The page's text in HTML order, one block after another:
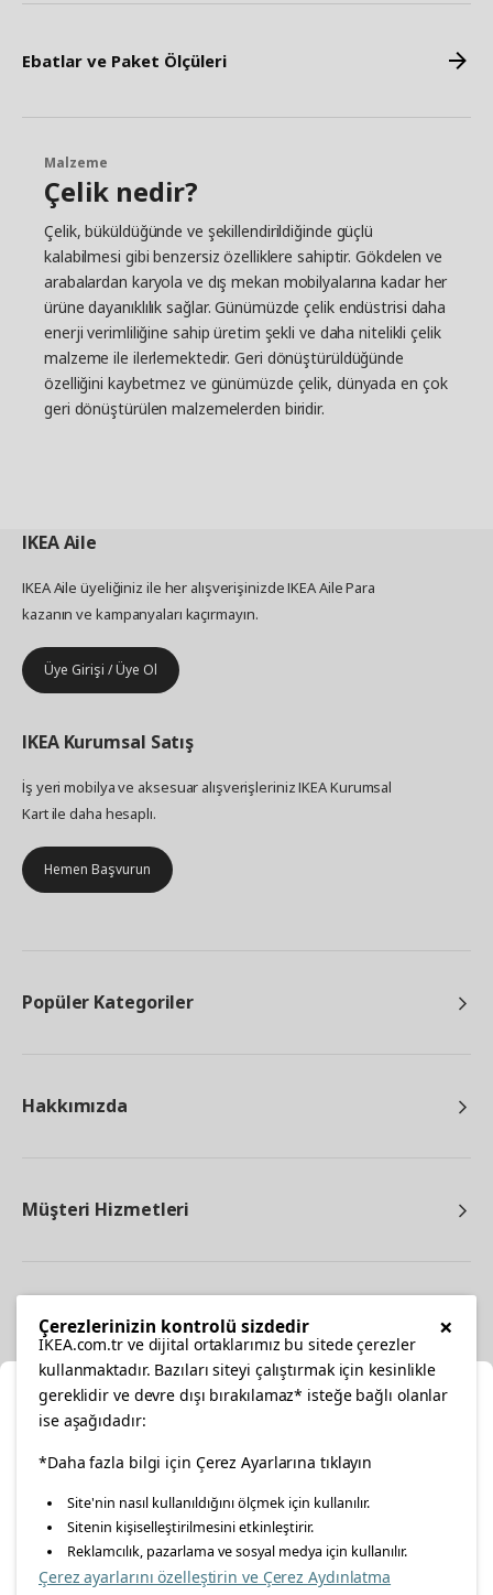
Ebatlar ve Paket Ölçüleri
Malzeme
Çelik nedir?
Çelik, büküldüğünde ve şekillendirildiğinde güçlü
kalabilmesi gibi benzersiz özelliklere sahiptir. Gökdelen ve
arabalardan karyola ve dış mekan mobilyalarına kadar her
ürüne dayanıklılık sağlar. Günümüzde çelik endüstrisi daha
enerji verimliliğine sahip üretim şekli ve daha nitelikli çelik
malzeme ile ilerlemektedir. Geri dönüştürüldüğünde
özelliğini kaybetmez ve günümüzde çelik, dünyada en çok
geri dönüştürülen malzemelerden biridir.
IKEAAile
IKEA Aile üyeliğiniz ile her alışverişinizde IKEA Aile Para
kazanın ve kampanyaları kaçırmayın.
Üye Girişi / Üye Ol
IKEA Kurumsal Satış
İş yeri mobilya ve aksesuar alışverişleriniz IKEA Kurumsal
Kart ile daha hesaplı.
Hemen Başvurun
Popüler Kategoriler
Hakkımızda
Müşteri Hizmetleri
facebooktwitterinstagrampinterestyoutube
linkedin
Konumunuzu Seçin
İnternetten vereceğiniz siparişlerinizde size özel hizmet ve
içerikleri görebilmek için lütfen konumuzu seçin.
×
Çerezlerinizin kontrolü sizdedir
IKEA.com.tr ve dijital ortaklarımız bu sitede çerezler
kullanmaktadır. Bazıları siteyi çalıştırmak için kesinlikle
gereklidir ve devre dışı bırakılamaz* isteğe bağlı olanlar
ise aşağıdadır:
*Daha fazla bilgi için Çerez Ayarlarına tıklayın
Site'nin nasıl kullanıldığını ölçmek için kullanılır.
Sitenin kişiselleştirilmesini etkinleştirir.
Reklamcılık, pazarlama ve sosyal medya için kullanılır.
Çerez ayarlarını özelleştirin ve Çerez Aydınlatma